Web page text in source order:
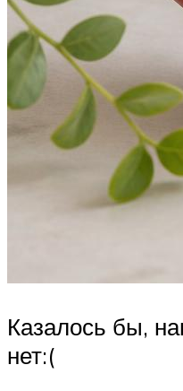
Казалось бы,
нет:(